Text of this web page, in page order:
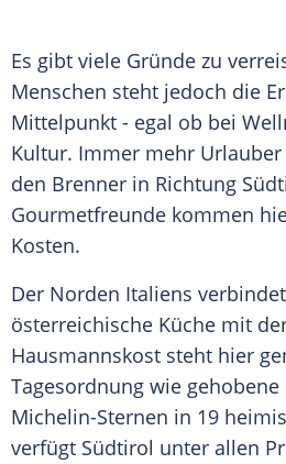
Es gibt viele Gründe zu
Menschen steht jedoch die
Mittelpunkt - egal ob bei
Kultur. Immer mehr
den Brenner in Richtung
Gourmetfreunde kommen
Kosten.
Der Norden Italiens
österreichische Küche mit
Hausmannskost steht hier
Tagesordnung wie gehobene
Michelin-Sternen in 19
verfügt Südtirol unter allen